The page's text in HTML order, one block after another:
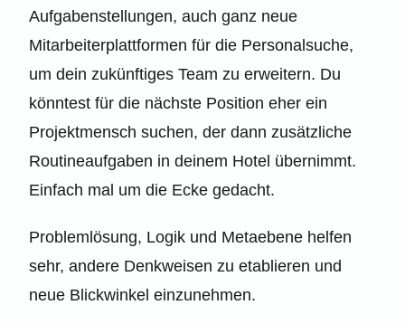
Aufgabenstellungen, auch ganz neue
Mitarbeiterplattformen für die Personalsuche,
um dein zukünftiges Team zu erweitern. Du
könntest für die nächste Position eher ein
Projektmensch suchen, der dann zusätzliche
Routineaufgaben in deinem Hotel übernimmt.
Einfach mal um die Ecke gedacht.
Problemlösung, Logik und Metaebene helfen
sehr, andere Denkweisen zu etablieren und
neue Blickwinkel einzunehmen.